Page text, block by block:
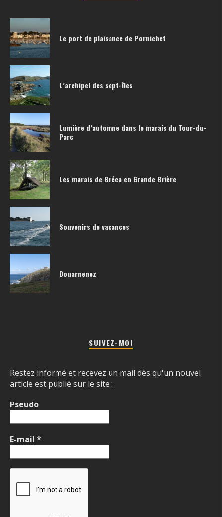
Le port de plaisance de Pornichet
L’archipel des sept-îles
Lumière d’automne dans le marais du Tour-du-
Parc
Les marais de Bréca en Grande Brière
Souvenirs de vacances
Douarnenez
SUIVEZ-MOI
Restez informé et recevez un mail dès qu'un nouvel
article est publié sur le site :
Pseudo
E-mail *